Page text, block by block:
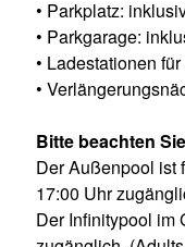
• Parkplatz:
• Parkgarage:
• Ladestationen
•
Bitte beachten
Der Außenpool ist
17:00 Uhr
Der Infinitypool im